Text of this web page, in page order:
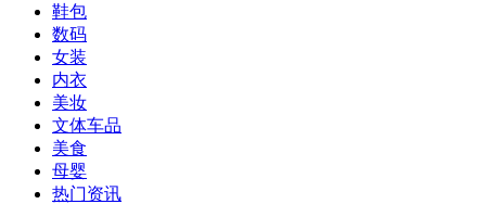
鞋包
数码
女装
内衣
美妆
文体车品
美食
母婴
热门资讯